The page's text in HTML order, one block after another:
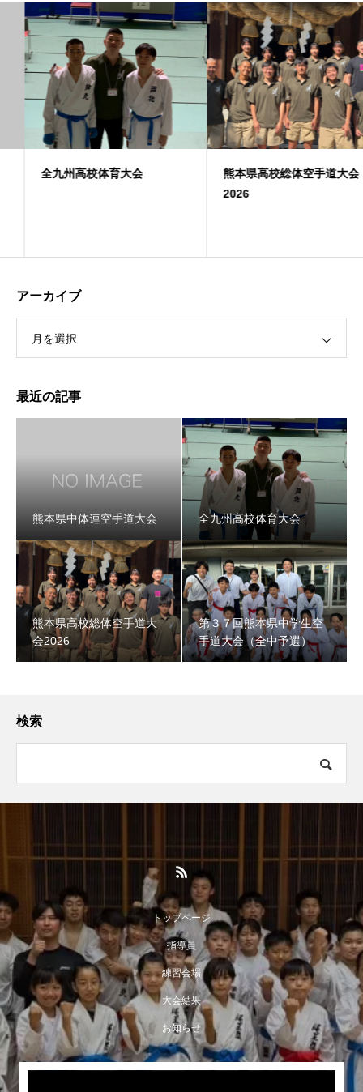
全九州高校体育大会
熊本県高校総体空手道大会
2026
アーカイブ
月を選択
最近の記事
熊本県中体連空手道大会 全九州高校体育大会
熊本県高校総体空手道大
会2026
第３７回熊本県中学生空
手道大会（全中予選）
検索
トップページ
指導員
練習会場
大会結果
お知らせ